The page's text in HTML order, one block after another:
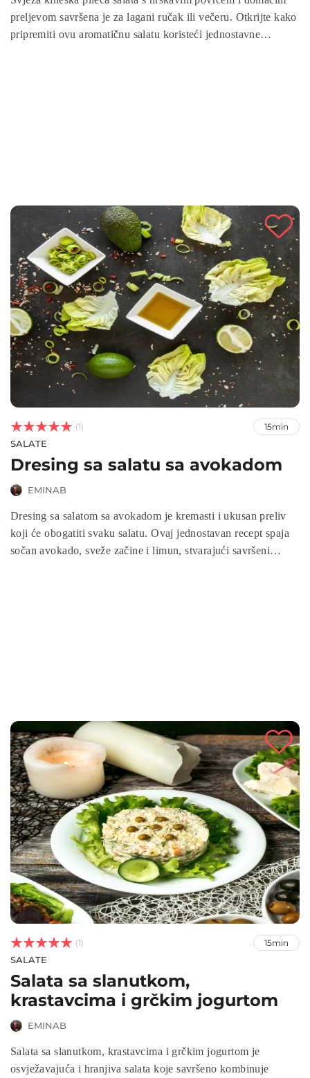
preljevom savršena je za lagani ručak ili večeru. Otkrijte kako
pripremiti ovu aromatičnu salatu koristeći jednostavne


 (1) 15min
SALATE
Dresing sa salatu sa avokadom
EMINAB
Dresing sa salatom sa avokadom je kremasti i ukusan preliv
koji će obogatiti svaku salatu. Ovaj jednostavan recept spaja
sočan avokado, sveže začine i limun, stvarajući savršeni


 (1) 15min
SALATE
Salata sa slanutkom,
krastavcima i grčkim jogurtom
EMINAB
Salata sa slanutkom, krastavcima i grčkim jogurtom je
osvježavajuća i hranjiva salata koje savršeno kombinuje